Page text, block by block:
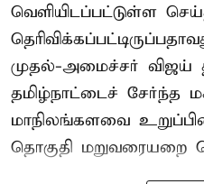
வெளியிடப்பட்டுள்ள
முதல்-அமைச்சர் விஜய்
தமிழ்நாட்டைச் சேர்ந்த
மாநிலங்களவை
தொகுதி மறுவரையறை